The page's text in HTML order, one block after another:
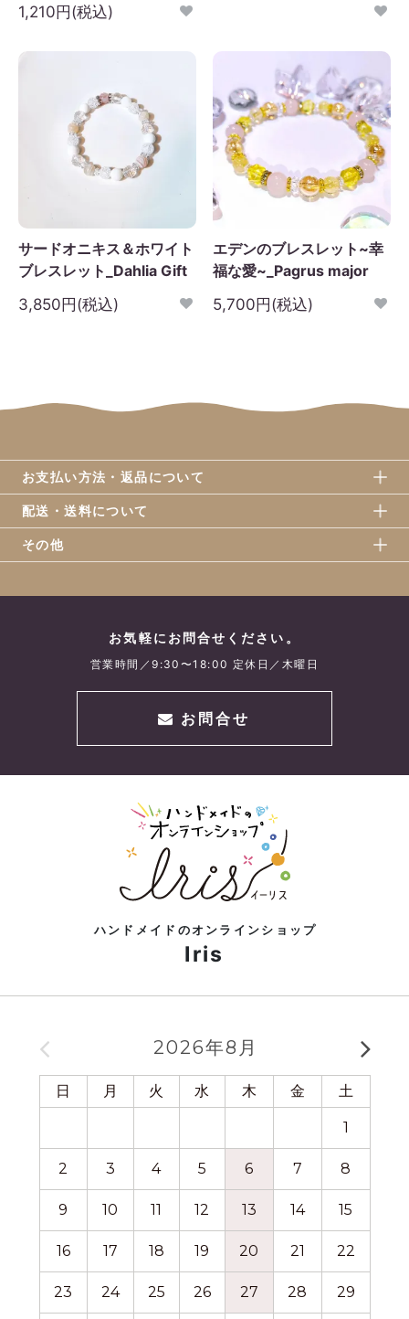
1,210円(税込)
サードオニキス＆ホワイト
ブレスレット_Dahlia Gift
3,850円(税込)
エデンのブレスレット~幸
福な愛~_Pagrus major
5,700円(税込)
お支払い方法・返品について
配送・送料について
その他
お気軽にお問合せください。
営業時間／9:30〜18:00 定休日／木曜日
お問合せ
ハンドメイドのオンラインショップ
Iris
2026年8月
日 月 火 水 木 金 土
1
2 3 4 5 6 7 8
9 10 11 12 13 14 15
16 17 18 19 20 21 22
23 24 25 26 27 28 29